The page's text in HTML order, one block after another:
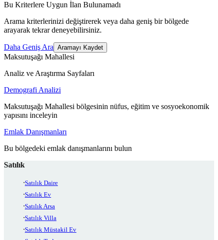
Bu Kriterlere Uygun İlan Bulunamadı
Arama kriterlerinizi değiştirerek veya daha geniş bir bölgede
arayarak tekrar deneyebilirsiniz.
Daha Geniş Ara Aramayı Kaydet
Maksutuşağı Mahallesi
Analiz ve Araştırma Sayfaları
Demografi Analizi
Maksutuşağı Mahallesi bölgesinin nüfus, eğitim ve sosyoekonomik
yapısını inceleyin
Emlak Danışmanları
Bu bölgedeki emlak danışmanlarını bulun
Satılık
Satılık Daire
Satılık Ev
Satılık Arsa
Satılık Villa
Satılık Müstakil Ev